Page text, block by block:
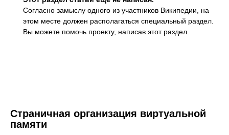
Согласно замыслу одного из участников Википедии, на
этом месте должен располагаться специальный раздел.
Вы можете помочь проекту, написав этот раздел.
Страничная организация виртуальной
памяти